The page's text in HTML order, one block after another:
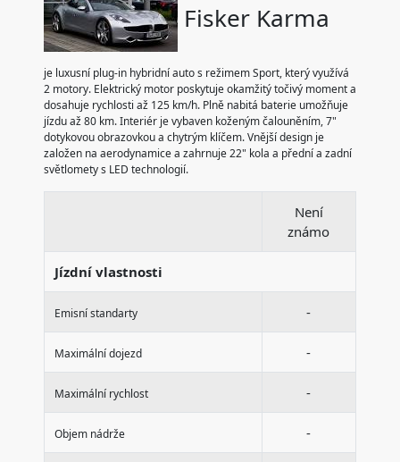
Fisker Karma
je luxusní plug-in hybridní auto s režimem Sport, který využívá
2 motory. Elektrický motor poskytuje okamžitý točivý moment a
dosahuje rychlosti až 125 km/h. Plně nabitá baterie umožňuje
jízdu až 80 km. Interiér je vybaven koženým čalouněním, 7"
dotykovou obrazovkou a chytrým klíčem. Vnější design je
založen na aerodynamice a zahrnuje 22" kola a přední a zadní
světlomety s LED technologií.
Není
známo
Jízdní vlastnosti
Emisní standarty -
Maximální dojezd -
Maximální rychlost -
Objem nádrže -